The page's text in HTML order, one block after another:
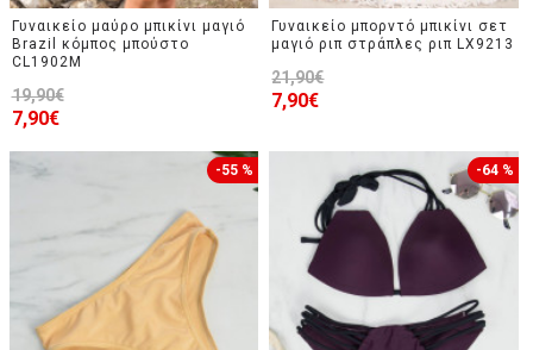
Γυναικείο μαύρο μπικίνι μαγιό
Brazil κόμπος μπούστο
CL1902M
7,90€
19,90€
Γυναικείο μπορντό μπικίνι σετ
μαγιό ριπ στράπλες ριπ LX9213
7,90€
21,90€
-55 % -64 %